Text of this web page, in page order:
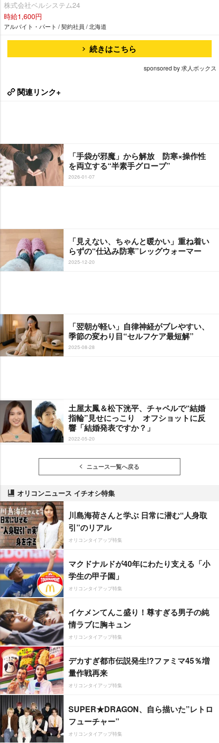
株式会社ベルシステム24
時給1,600円
アルバイト・パート / 契約社員 / 北海道
続きはこちら
sponsored by 求人ボックス
関連リンク+
「手袋が邪魔」から解放 防寒×操作性
を両立する“半素手グローブ”
2026-01-07
「見えない、ちゃんと暖かい」重ね着い
らずの“仕込み防寒”レッグウォーマー
2025-12-20
「翌朝が軽い」自律神経がブレやすい、
季節の変わり目“セルフケア最短解”
2025-08-28
土屋太鳳＆松下洸平、チャペルで“結婚
指輪”見せにっこり オフショットに反
響「結婚発表ですか？」
2022-05-20
ニュース一覧へ戻る
オリコンニュース イチオシ特集
川島海荷さんと学ぶ 日常に潜む“人身取
引”のリアル
オリコンタイアップ特集
マクドナルドが40年にわたり支える「小
学生の甲子園」
オリコンタイアップ特集
イケメンてんこ盛り！尊すぎる男子の純
情ラブに胸キュン
オリコンタイアップ特集
デカすぎ都市伝説発生!?ファミマ45％増
量作戦再来
オリコンタイアップ特集
SUPER★DRAGON、自ら描いた”レトロ
フューチャー”
オリコンタイアップ特集